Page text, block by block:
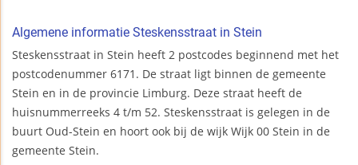
Algemene informatie Steskensstraat in Stein
Steskensstraat in Stein heeft 2 postcodes beginnend met het
postcodenummer 6171. De straat ligt binnen de gemeente
Stein en in de provincie Limburg. Deze straat heeft de
huisnummerreeks 4 t/m 52. Steskensstraat is gelegen in de
buurt Oud-Stein en hoort ook bij de wijk Wijk 00 Stein in de
gemeente Stein.